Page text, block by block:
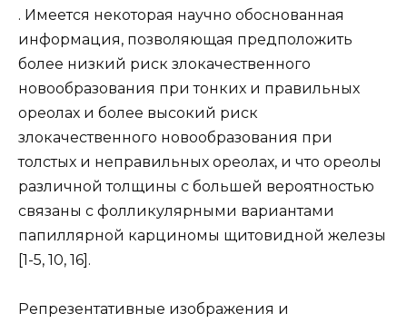
. Имеется некоторая научно обоснованная
информация, позволяющая предположить
более низкий риск злокачественного
новообразования при тонких и правильных
ореолах и более высокий риск
злокачественного новообразования при
толстых и неправильных ореолах, и что ореолы
различной толщины с большей вероятностью
связаны с фолликулярными вариантами
папиллярной карциномы щитовидной железы
[1-5, 10, 16].
Репрезентативные изображения и